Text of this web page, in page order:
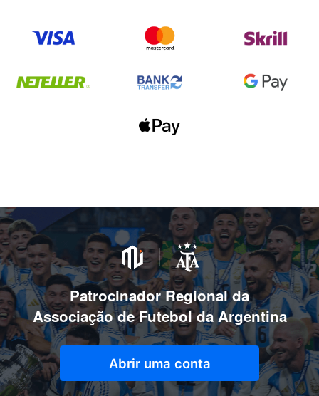
Patrocinador Regional da
Associação de Futebol da Argentina
Abrir uma conta